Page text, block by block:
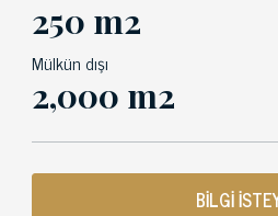
250 m2
Mülkün dışı
2,000 m2
BİLGİ